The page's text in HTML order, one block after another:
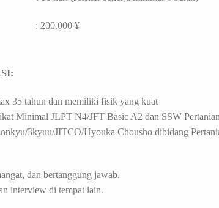
: 200.000 ¥
35 tahun dan memiliki fisik yang kuat
Minimal JLPT N4/JFT Basic A2 dan SSW
3kyuu/JITCO/Hyouka Chousho dibidang
dan bertanggung jawab.
interview di tempat lain.